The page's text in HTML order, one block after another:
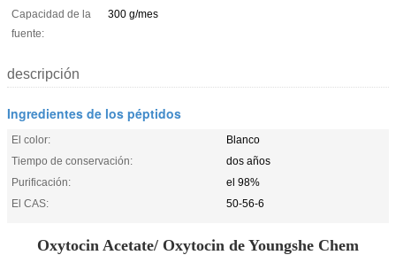
Capacidad de la
fuente:
300 g/mes
descripción
Ingredientes de los péptidos
El color:
Blanco
Tiempo de conservación:
dos años
Purificación:
el 98%
El CAS:
50-56-6
Oxytocin Acetate/ Oxytocin de Youngshe Chem